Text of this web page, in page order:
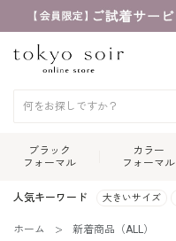
ブラック
フォーマル
カラー
フォーマル
人気キーワード 大きいサイズ
ホーム 新着商品（ALL）